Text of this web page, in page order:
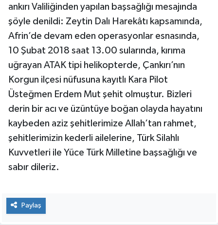
ankırı Valiliğinden yapılan başsağlığı mesajında
şöyle denildi: Zeytin Dalı Harekâtı kapsamında,
Afrin’de devam eden operasyonlar esnasında,
10 Şubat 2018 saat 13.00 sularında, kırıma
uğrayan ATAK tipi helikopterde, Çankırı’nın
Korgun ilçesi nüfusuna kayıtlı Kara Pilot
Üsteğmen Erdem Mut şehit olmuştur. Bizleri
derin bir acı ve üzüntüye boğan olayda hayatını
kaybeden aziz şehitlerimize Allah’tan rahmet,
şehitlerimizin kederli ailelerine, Türk Silahlı
Kuvvetleri ile Yüce Türk Milletine başsağlığı ve
sabır dileriz.
Paylaş